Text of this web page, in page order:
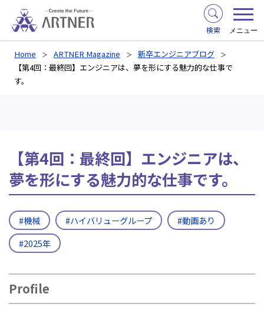
検索 メニュー
Home ARTNER Magazine
新卒エンジニアブログ
【第4回：最終回】エンジニアは、夢を形にする魅力的な仕事で
す。
【第4回：最終回】エンジニアは、
夢を形にする魅力的な仕事です。
#機械 #ハイバリューグループ
#動画あり
#2025年
Profile